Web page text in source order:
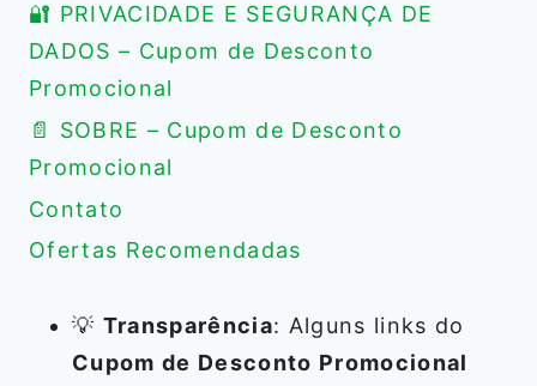
🔐 PRIVACIDADE E SEGURANÇA DE
DADOS – Cupom de Desconto
Promocional
📄 SOBRE – Cupom de Desconto
Promocional
Contato
Ofertas Recomendadas
💡 Transparência: Alguns links do
Cupom de Desconto Promocional